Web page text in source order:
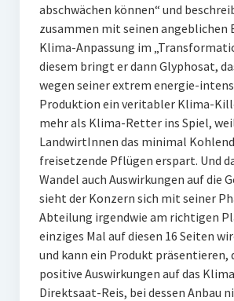
abschwächen können“ und
zusammen mit seinen angeblichen
Klima-Anpassung im
diesem bringt er dann Glyphosat,
wegen seiner extrem energie-
Produktion ein veritabler Klima-
mehr als Klima-Retter ins Spiel,
LandwirtInnen das minimal
freisetzende Pflügen erspart. Und
Wandel auch Auswirkungen auf die
sieht der Konzern sich mit seiner
Abteilung irgendwie am richtigen
einziges Mal auf diesen 16 Seiten
und kann ein Produkt präsentieren,
positive Auswirkungen auf das
Direktsaat-Reis, bei dessen Anbau